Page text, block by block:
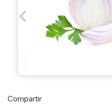
Previous
Compartir